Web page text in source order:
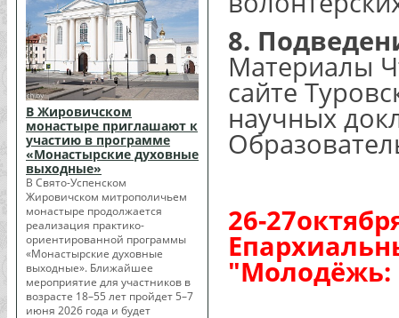
В Жировичском
монастыре приглашают к
участию в программе
«Монастырские духовные
выходные»
В Свято-Успенском
Жировичском митрополичьем
монастыре продолжается
реализация практико-
ориентированной программы
«Монастырские духовные
выходные». Ближайшее
мероприятие для участников в
возрасте 18–55 лет пройдет 5–7
июня 2026 года и будет
8.
Материалы
сайте
научных
26-
"Молодёжь: